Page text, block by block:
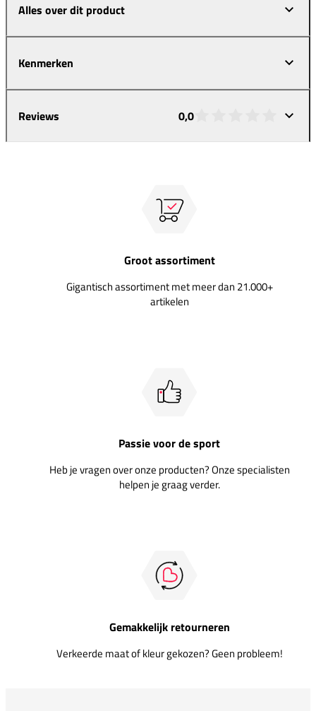
Alles over dit product
Kenmerken
Reviews 0,0
Groot assortiment
Gigantisch assortiment met meer dan 21.000+
artikelen
Passie voor de sport
Heb je vragen over onze producten? Onze specialisten
helpen je graag verder.
Gemakkelijk retourneren
Verkeerde maat of kleur gekozen? Geen probleem!